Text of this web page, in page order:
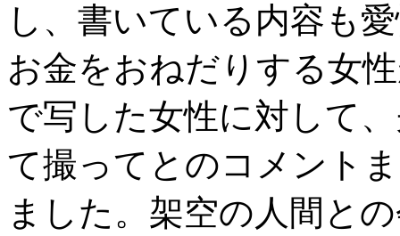
し、書いている内容も
お金をおねだりする女
で写した女性に対して
て撮ってとのコメント
ました。架空の人間と